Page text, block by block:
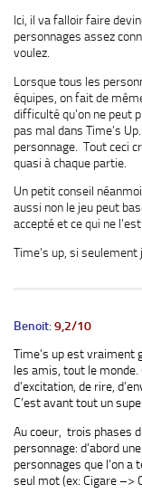
Ici, il va falloir faire
personnages assez
voulez.
Lorsque tous les
équipes, on fait de
difficulté qu’on ne peut
pas mal dans Time’s
personnage. Tout ceci
quasi à chaque partie.
Un petit conseil
aussi non le jeu peut
accepté et ce qui ne
Time’s up, si seulement
Benoit: 9,2/10
Time’s up est vraiment
les amis, tout le
d’excitation, de rire,
C’est avant tout un
Au coeur, trois phases
personnage: d’abord
personnages que l’on
seul mot (ex: Cigare –>